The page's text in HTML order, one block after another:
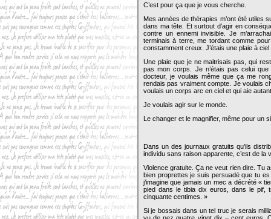
C’est pour ça que je vous cherche.
Mes années de thérapies m’ont été utiles
dans ma tête. Et surtout d’agir en
contre un ennemi invisible. Je
terminais à terre, me tordant comme
constamment creux. J’étais une plaie à
Une plaie que je ne maitrisais pas, qui
pas mon corps. Je n’étais pas celui
docteur, je voulais même que ça me
rendais pas vraiment compte. Je voulais
voulais un corps arc en ciel et qui aie autant
Je voulais agir sur le monde.
Le changer et le magnifier, même pour un
Dans un des journaux gratuits qu’ils
individu sans raison apparente, c’est de la
Violence gratuite. Ça ne veut rien dire. Tu
bien proprettes je suis persuadé que tu
j’imagine que jamais un mec a décrété «
pied dans le tibia dix euros, dans le pif,
cinquante centimes. »
Si je bossais dans un tel truc je serais